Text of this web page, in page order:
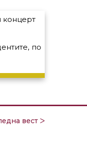
концерт
по
вест ᐳ